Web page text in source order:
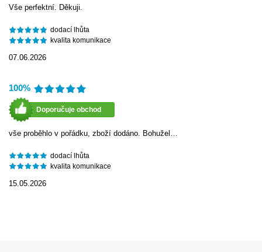
Vše perfektní. Děkuji.
dodací lhůta
kvalita komunikace
07.06.2026
100%
Doporučuje obchod
vše proběhlo v pořádku, zboží dodáno. Bohužel…
dodací lhůta
kvalita komunikace
15.05.2026